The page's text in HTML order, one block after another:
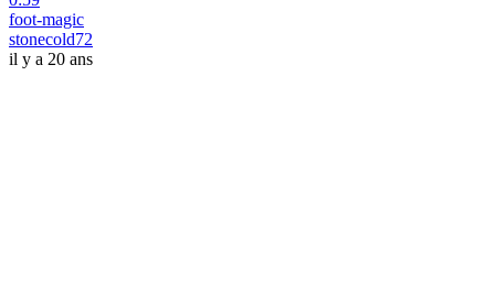
foot-magic
stonecold72
il y a 20 ans